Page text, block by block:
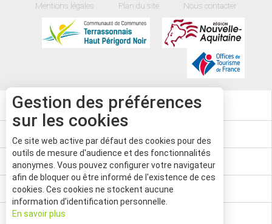
Mentions légales Plan du site Nous contacter
20°
CARTE
PASS'AVENTURE
Gestion des préférences
sur les cookies
Ce site web active par défaut des cookies pour des
outils de mesure d'audience et des fonctionnalités
anonymes. Vous pouvez configurer votre navigateur
afin de bloquer ou être informé de l'existence de ces
cookies. Ces cookies ne stockent aucune
information d’identification personnelle.
En savoir plus